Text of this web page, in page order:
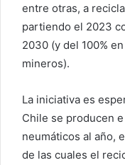
entre otras, a
partiendo el 2023
2030 (y del 100%
mineros).
La iniciativa es
Chile se producen
neumáticos al año,
de las cuales el